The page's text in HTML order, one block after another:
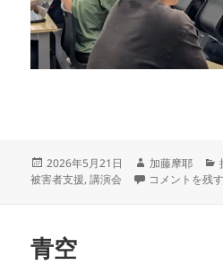
投
稿
2026年5月21日
作
成
加藤摩耶
テ
被害者支援,講演会 岡山県警の方
コメントを残す
青空